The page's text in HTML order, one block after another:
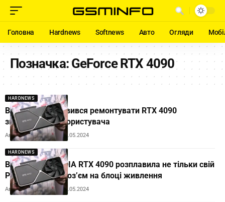
Головна Hardnews Softnews Авто Огляди
Позначка:GeForce RTX 4090
HARDNEWS
Виробник відмовився ремонтувати RTX 4090
звинувативши користувача
Автор:Andrew Orobets 10.05.2024
HARDNEWS
Відеокарта NVIDIA RTX 4090 розплавила не тільки свій
PCI-роз’єм, а й роз’єм на блоці живлення
Автор:Andrew Orobets 02.05.2024